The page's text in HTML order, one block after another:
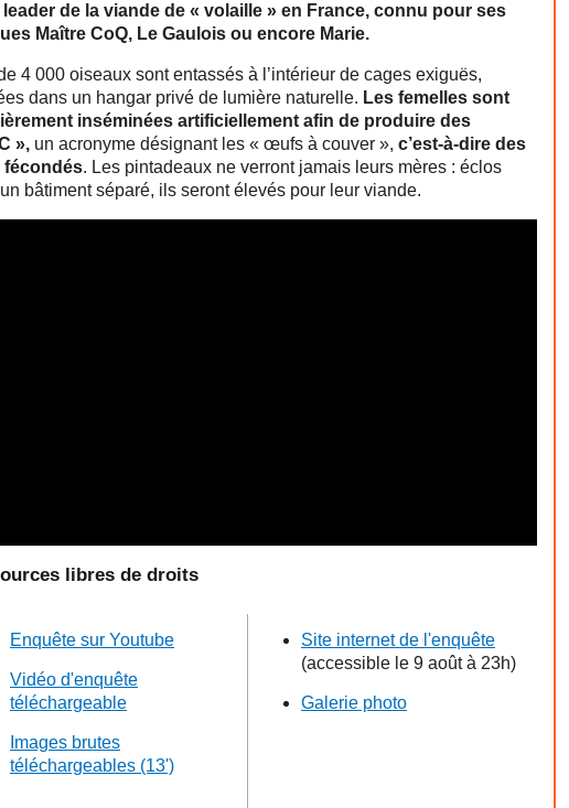
leader de la viande de « volaille » en France, connu pour ses
Maître CoQ, Le Gaulois ou encore Marie.
4 000 oiseaux sont entassés à l’intérieur de cages exiguës,
dans un hangar privé de lumière naturelle. Les femelles sont
inséminées artificiellement afin de produire des
», un acronyme désignant les « œufs à couver », c’est-à-dire des
. Les pintadeaux ne verront jamais leurs mères : éclos
bâtiment séparé, ils seront élevés pour leur viande.
libres de droits
Enquête sur Youtube
Vidéo d'enquête
téléchargeable
Images brutes
téléchargeables (13')
Site internet de l'enquête
(accessible le 9 août à 23h)
Galerie photo